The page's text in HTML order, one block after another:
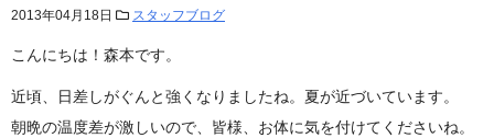
2013年04月18日 スタッフブログ
こんにちは！森本です。
近頃、日差しがぐんと強くなりましたね。夏が近づいています。
朝晩の温度差が激しいので、皆様、お体に気を付けてくださいね。